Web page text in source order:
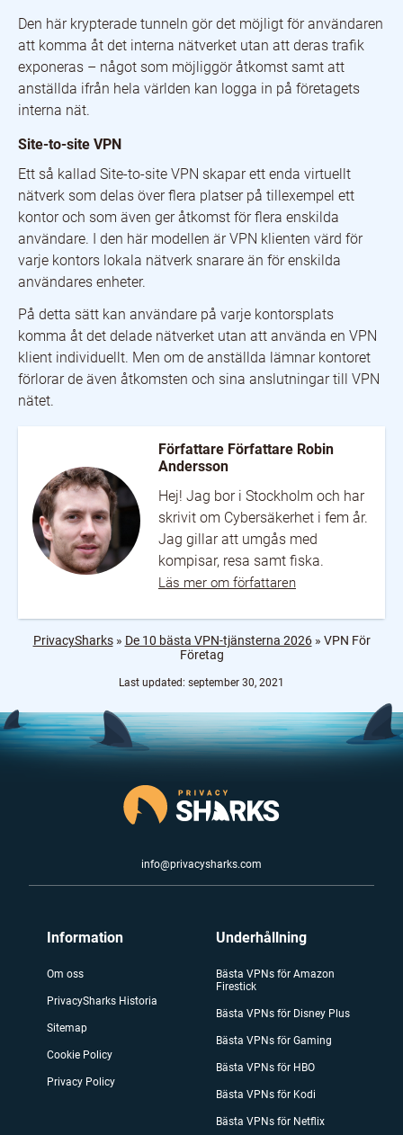
Den här krypterade tunneln gör det möjligt för användaren
att komma åt det interna nätverket utan att deras trafik
exponeras – något som möjliggör åtkomst samt att
anställda ifrån hela världen kan logga in på företagets
interna nät.
Site-to-site VPN
Ett så kallad Site-to-site VPN skapar ett enda virtuellt
nätverk som delas över flera platser på tillexempel ett
kontor och som även ger åtkomst för flera enskilda
användare. I den här modellen är VPN klienten värd för
varje kontors lokala nätverk snarare än för enskilda
användares enheter.
På detta sätt kan användare på varje kontorsplats
komma åt det delade nätverket utan att använda en VPN
klient individuellt. Men om de anställda lämnar kontoret
förlorar de även åtkomsten och sina anslutningar till VPN
nätet.
Författare Författare Robin
Andersson
Hej! Jag bor i Stockholm och har
skrivit om Cybersäkerhet i fem år.
Jag gillar att umgås med
kompisar, resa samt fiska.
Läs mer om författaren
PrivacySharks» De 10 bästa VPN-tjänsterna 2026» VPN För
Företag
Last updated: september 30, 2021
info@privacysharks.com
Information
Om oss
PrivacySharks Historia
Sitemap
Cookie Policy
Privacy Policy
Underhållning
Bästa VPNs för Amazon
Firestick
Bästa VPNs för Disney Plus
Bästa VPNs för Gaming
Bästa VPNs för HBO
Bästa VPNs för Kodi
Bästa VPNs för Netflix